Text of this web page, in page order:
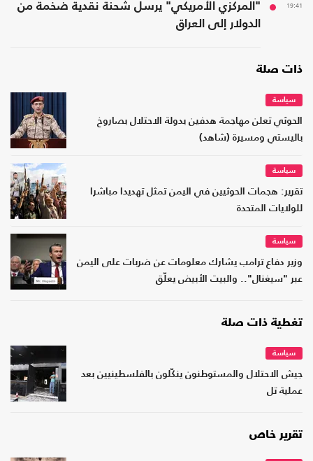
19:41
"المركزي الأمريكي" يرسل شحنة نقدية ضخمة من
الدولار إلى العراق
ذات صلة
سياسة
الحوثي تعلن مهاجمة هدفين بدولة الاحتلال بصاروخ
باليستي ومسيرة (شاهد)
سياسة
تقرير: هجمات الحوثيين في اليمن تمثل تهديدا مباشرا
للولايات المتحدة
سياسة
وزير دفاع ترامب يشارك معلومات عن ضربات على اليمن
عبر "سيغنال".. والبيت الأبيض يعلّق
تغطية ذات صلة
سياسة
جيش الاحتلال والمستوطنون ينكّلون بالفلسطينيين بعد
عملية تل
تقرير خاص